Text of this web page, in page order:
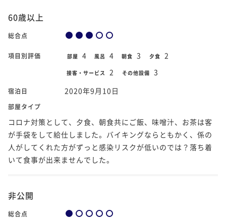
60歳以上
総合点
項目別評価 部屋 4 風呂 4 朝食 3 夕食 2
接客・サービス 2 その他設備 3
宿泊日 2020年9月10日
部屋タイプ
コロナ対策として、夕食、朝食共にご飯、味噌汁、お茶は客
が手袋をして給仕しました。バイキングならともかく、係の
人がしてくれた方がずっと感染リスクが低いのでは？落ち着
いて食事が出来ませんでした。
非公開
総合点